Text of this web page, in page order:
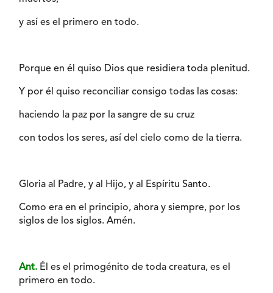
y así es el primero en todo.
Porque en él quiso Dios que residiera toda plenitud.
Y por él quiso reconciliar consigo todas las cosas:
haciendo la paz por la sangre de su cruz
con todos los seres, así del cielo como de la tierra.
Gloria al Padre, y al Hijo, y al Espíritu Santo.
Como era en el principio, ahora y siempre, por los
siglos de los siglos. Amén.
Ant. Él es el primogénito de toda creatura, es el
primero en todo.